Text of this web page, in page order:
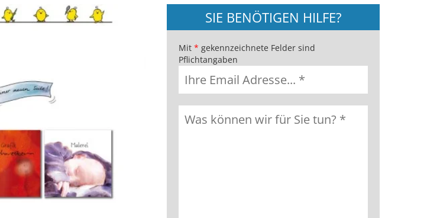
SIE BENÖTIGEN HILFE?
Mit * gekennzeichnete Felder sind
Pflichtangaben